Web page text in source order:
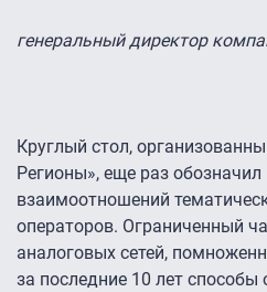
генеральный директор
Круглый стол,
Регионы», еще раз
взаимоотношений
операторов. Ограниченный
аналоговых сетей,
за последние 10 лет